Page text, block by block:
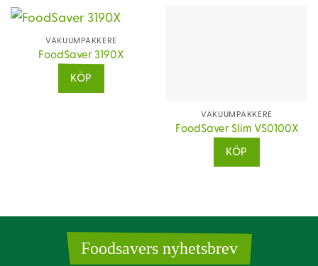
VAKUUMPAKKERE
FoodSaver 3190X
KÖP
VAKUUMPAKKERE
FoodSaver Slim VS0100X
KÖP
Foodsavers nyhetsbrev